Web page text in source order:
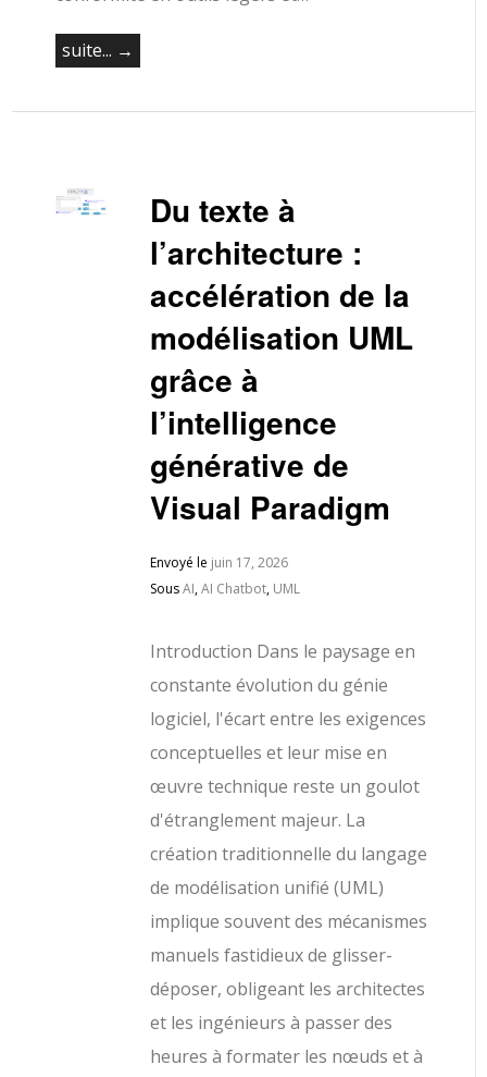
suite... →
Du texte à
l’architecture :
accélération de la
modélisation UML
grâce à
l’intelligence
générative de
Visual Paradigm
Envoyé le juin 17, 2026
SousAI,AI Chatbot, UML
Introduction Dans le paysage en
constante évolution du génie
logiciel, l'écart entre les exigences
conceptuelles et leur mise en
œuvre technique reste un goulot
d'étranglement majeur. La
création traditionnelle du langage
de modélisation unifié (UML)
implique souvent des mécanismes
manuels fastidieux de glisser-
déposer, obligeant les architectes
et les ingénieurs à passer des
heures à formater les nœuds et à